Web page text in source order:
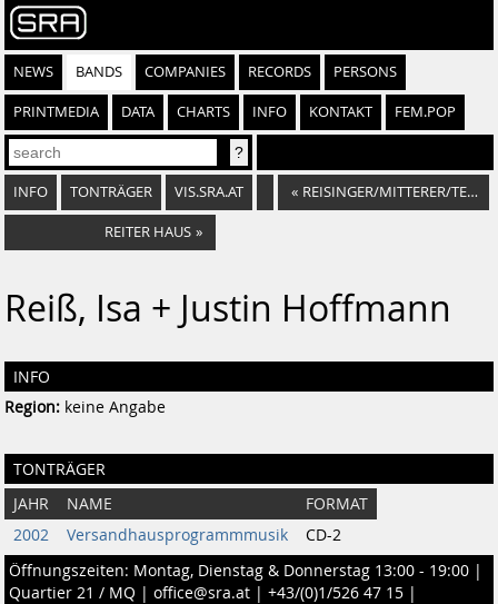
NEWS BANDS COMPANIES RECORDS PERSONS
PRINTMEDIA DATA CHARTS INFO KONTAKT FEM.POP
INFO TONTRÄGER VIS.SRA.AT « REISINGER/MITTERER/TERENZI
REITER HAUS »
Reiß, Isa + Justin Hoffmann
INFO
Region: keine Angabe
TONTRÄGER
JAHR NAME
FORMAT
2002
Versandhausprogrammmusik
CD-2
Öffnungszeiten: Montag, Dienstag & Donnerstag 13:00 - 19:00 |
Quartier 21 / MQ | office@sra.at | +43/(0)1/526 47 15 |